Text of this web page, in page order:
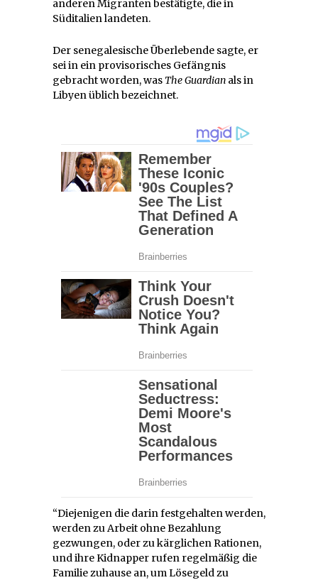
anderen Migranten bestätigte, die in
Süditalien landeten.
Der senegalesische Überlebende sagte, er
sei in ein provisorisches Gefängnis
gebracht worden, was The Guardian als in
Libyen üblich bezeichnet.
“Diejenigen die darin festgehalten werden,
werden zu Arbeit ohne Bezahlung
gezwungen, oder zu kärglichen Rationen,
und ihre Kidnapper rufen regelmäßig die
Familie zuhause an, um Lösegeld zu